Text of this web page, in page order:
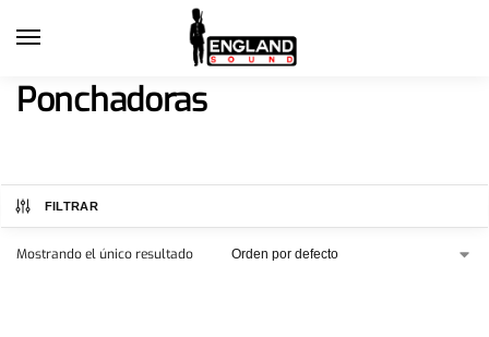
Ponchadoras
FILTRAR
Mostrando el único resultado